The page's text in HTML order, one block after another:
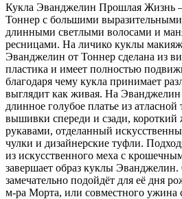
Кукла Эванджелин Прошлая Жизнь –
Тоннер с большими
длинными светлыми волосами и
ресницами. На личико куклы
Эванджелин от Тоннер сделана из
пластика и имеет полностью
благодаря чему кукла принимает
выглядит как живая. На Эванджелин
длинное голубое платье из
вышивки спереди и сзади,
рукавами, отделанный
чулки и дизайнерские туфли.
из искусственного меха с
завершает образ куклы Эванджелин.
замечательно подойдёт для её дня
м-ра Морта, или совместного ужина